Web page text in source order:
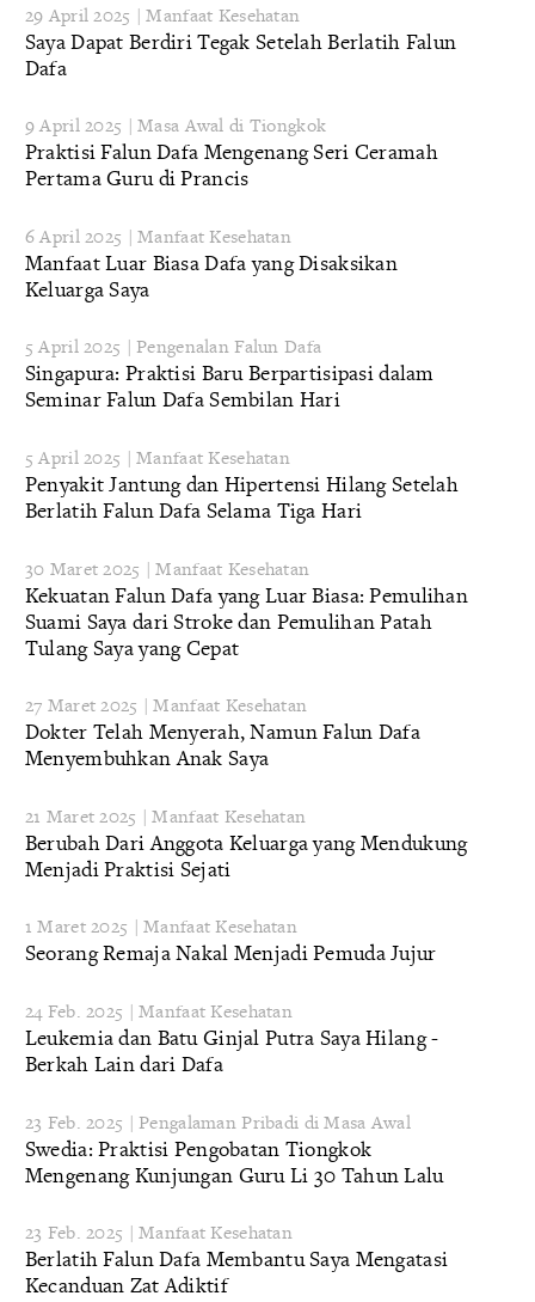
29 April 2025 | Manfaat Kesehatan
Saya Dapat Berdiri Tegak Setelah Berlatih Falun
Dafa
9 April 2025 | Masa Awal di Tiongkok
Praktisi Falun Dafa Mengenang Seri Ceramah
Pertama Guru di Prancis
6 April 2025 | Manfaat Kesehatan
Manfaat Luar Biasa Dafa yang Disaksikan
Keluarga Saya
5 April 2025 | Pengenalan Falun Dafa
Singapura: Praktisi Baru Berpartisipasi dalam
Seminar Falun Dafa Sembilan Hari
5 April 2025 | Manfaat Kesehatan
Penyakit Jantung dan Hipertensi Hilang Setelah
Berlatih Falun Dafa Selama Tiga Hari
30 Maret 2025 | Manfaat Kesehatan
Kekuatan Falun Dafa yang Luar Biasa: Pemulihan
Suami Saya dari Stroke dan Pemulihan Patah
Tulang Saya yang Cepat
27 Maret 2025 | Manfaat Kesehatan
Dokter Telah Menyerah, Namun Falun Dafa
Menyembuhkan Anak Saya
21 Maret 2025 | Manfaat Kesehatan
Berubah Dari Anggota Keluarga yang Mendukung
Menjadi Praktisi Sejati
1 Maret 2025 | Manfaat Kesehatan
Seorang Remaja Nakal Menjadi Pemuda Jujur
24 Feb. 2025 | Manfaat Kesehatan
Leukemia dan Batu Ginjal Putra Saya Hilang -
Berkah Lain dari Dafa
23 Feb. 2025 | Pengalaman Pribadi di Masa Awal
Swedia: Praktisi Pengobatan Tiongkok
Mengenang Kunjungan Guru Li 30 Tahun Lalu
23 Feb. 2025 | Manfaat Kesehatan
Berlatih Falun Dafa Membantu Saya Mengatasi
Kecanduan Zat Adiktif